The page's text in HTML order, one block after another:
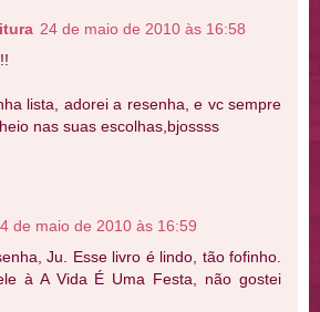
24 de maio de 2010 às 16:58
lista, adorei a resenha, e vc sempre
nas suas escolhas,bjossss
de maio de 2010 às 16:59
Ju. Esse livro é lindo, tão fofinho.
à A Vida É Uma Festa, não gostei